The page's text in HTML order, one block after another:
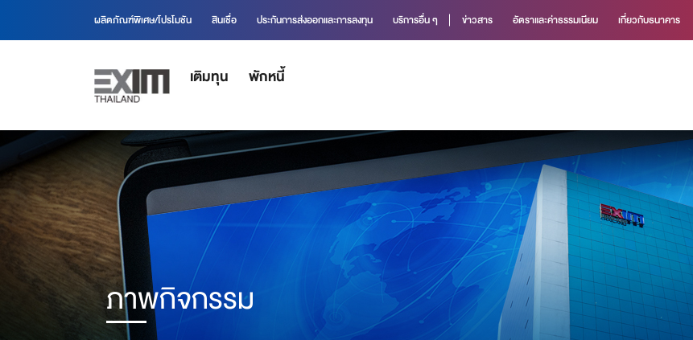
ผลิตภัณฑ์พิเศษ/โปรโมชัน สินเชื่อ ประกันการส่งออกและการลงทุน บริการอื่น ๆ ข่าวสาร อัตราและค่าธรรมเนียม เกี่ยวกับธนาคาร
เติมทุน พักหนี้
ภาพกิจกรรม